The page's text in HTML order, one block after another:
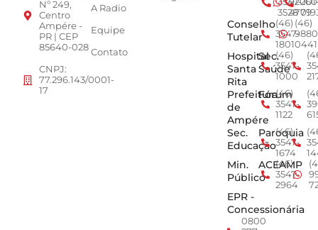
Nº 249,
Centro
Ampére -
PR | CEP
85640-028
CNPJ:
77.296.143/0001-
17
A Radio
Equipe
Contato
35284779
Conselho
Tutelar
(46)
3547-
1801
(46)
0441
Hospital
Santa
Rita
Sec.
Saúde
(46)
3547-
1000
Prefeitura
de
Ampére
Fórum
(46)
3547-
1122
Sec.
Educação
Paroquia
(46)
3547-
1674
Min.
Público
ACEAMP
(46)
3547-
2964
EPR -
Concessionária
0800